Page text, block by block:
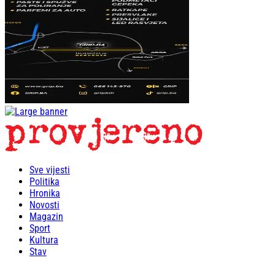
Sve vijesti
Politika
Hronika
Novosti
Magazin
Sport
Kultura
Stav